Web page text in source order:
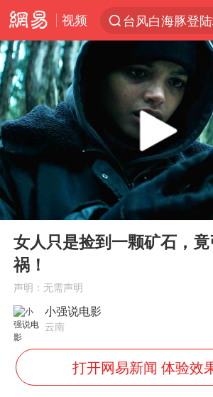
视频
台风白海豚登
台风白海豚进
看守所辅警收
宇树科技发行
五粮液渠道价
Play
女人只是捡到一颗矿石，
祸！
声明：无需声明
小强说电影
云南
打开网易新闻 体验效